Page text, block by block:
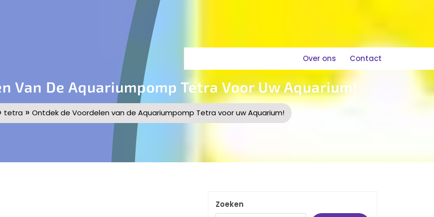
Over ons Contact
Van De Aquariumpomp Tetra Voor Uw Aquarium!
tetra » Ontdek de Voordelen van de Aquariumpomp Tetra voor uw Aquarium!
Zoeken